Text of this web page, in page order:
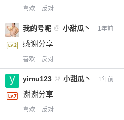
喜欢 反对
我的号呢 @ 小甜瓜丶 1年前
感谢分享
喜欢 反对
yimu123 @ 小甜瓜丶 1年前
谢谢分享
喜欢 反对